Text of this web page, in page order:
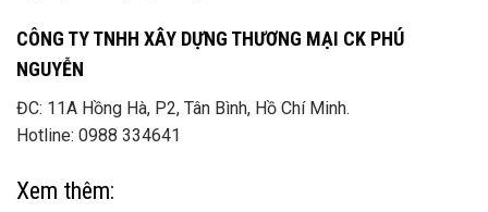
CÔNG TY TNHH XÂY DỰNG THƯƠNG MẠI CK PHÚ
NGUYỄN
ĐC: 11A Hồng Hà, P2, Tân Bình, Hồ Chí Minh.
Hotline: 0988 334641
Xem thêm: